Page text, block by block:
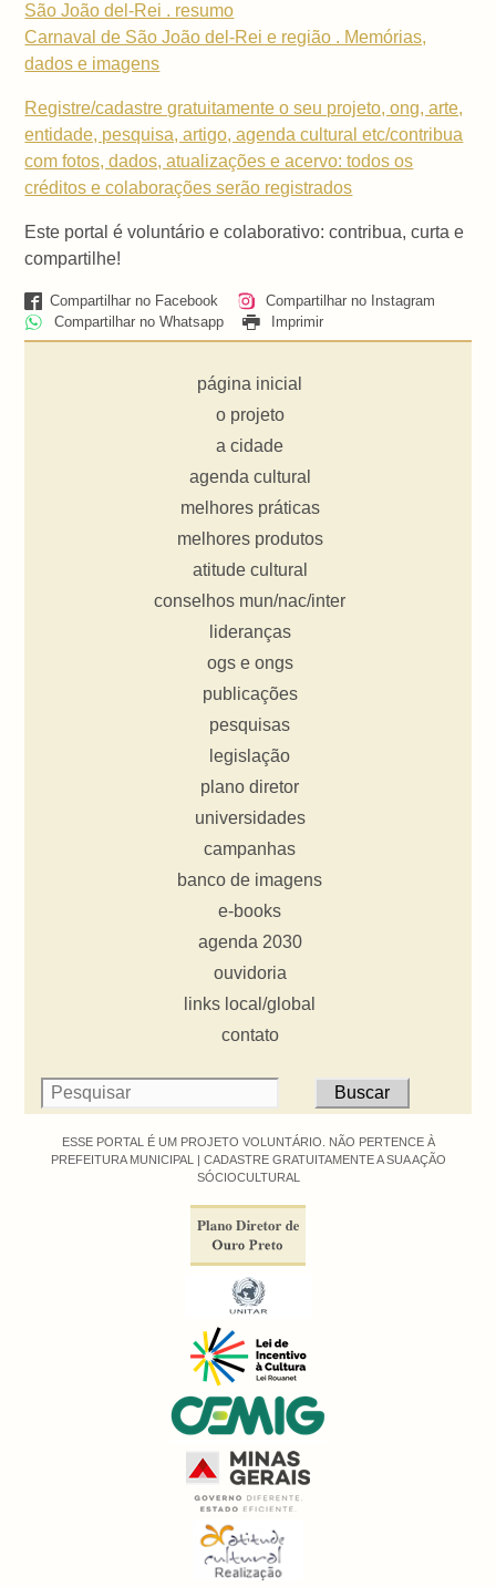
São João del-Rei . resumo
Carnaval de São João del-Rei e região . Memórias,
dados e imagens
Registre/cadastre gratuitamente o seu projeto, ong, arte,
entidade, pesquisa, artigo, agenda cultural etc/contribua
com fotos, dados, atualizações e acervo: todos os
créditos e colaborações serão registrados
Este portal é voluntário e colaborativo: contribua, curta e
compartilhe!
Compartilhar no Facebook
Compartilhar no Instagram
Compartilhar no Whatsapp
Imprimir
página inicial
o projeto
a cidade
agenda cultural
melhores práticas
melhores produtos
atitude cultural
conselhos mun/nac/inter
lideranças
ogs e ongs
publicações
pesquisas
legislação
plano diretor
universidades
campanhas
banco de imagens
e-books
agenda 2030
ouvidoria
links local/global
contato
ESSE PORTAL É UM PROJETO VOLUNTÁRIO. NÃO PERTENCE À
PREFEITURA MUNICIPAL | CADASTRE GRATUITAMENTE A SUA AÇÃO
SÓCIOCULTURAL